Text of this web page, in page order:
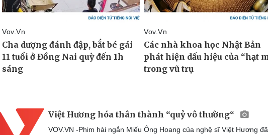
Việt Hương hóa thân thành “quỷ vô thường“
VOV.VN -Phim hài ngắn Miếu Ông Hoang của nghệ sĩ Việt Hương đã